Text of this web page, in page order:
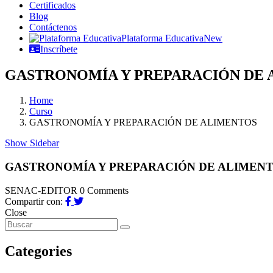
Certificados
Blog
Contáctenos
Plataforma EducativaNew
Inscríbete
GASTRONOMÍA Y PREPARACIÓN DE
Home
Curso
GASTRONOMÍA Y PREPARACIÓN DE ALIMENTOS
Show Sidebar
GASTRONOMÍA Y PREPARACIÓN DE
SENAC-EDITOR 0 Comments
Compartir con:
Close
Categories